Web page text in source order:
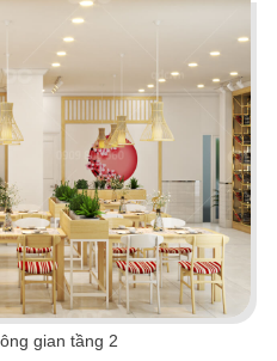
SI YAN
truyền thống kết hợp
đại
tiết
gian tầng 2